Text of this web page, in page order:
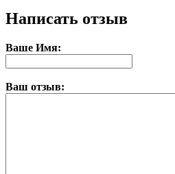
Написать отзыв
Ваше Имя:
Ваш отзыв: